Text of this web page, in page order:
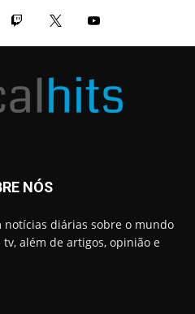
NÓS
notícias diárias sobre o mundo
além de artigos, opinião e